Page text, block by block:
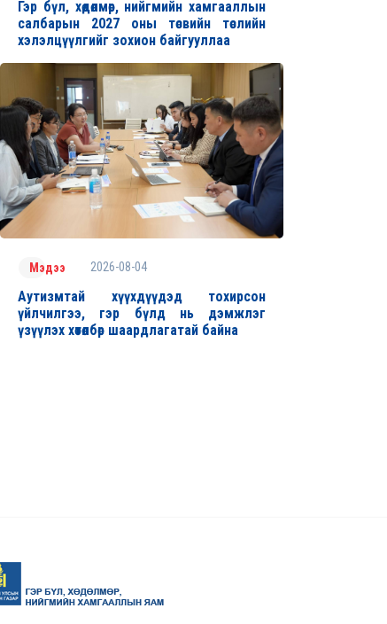
Гэр бүл, хөдөлмөр, нийгмийн хамгааллын
салбарын 2027 оны төсвийн төслийн
хэлэлцүүлгийг зохион байгууллаа
Мэдээ 2026-08-04
Аутизмтай хүүхдүүдэд тохирсон
үйлчилгээ, гэр бүлд нь дэмжлэг
үзүүлэх хөтөлбөр шаардлагатай байна